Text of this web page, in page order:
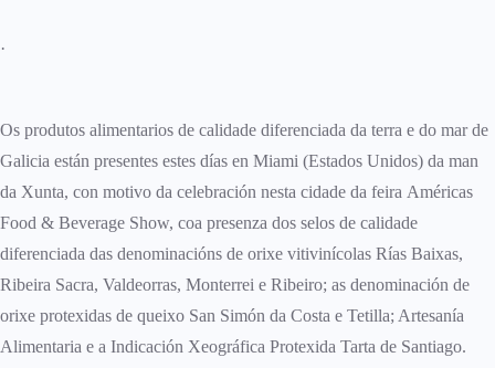
·
Os produtos alimentarios de calidade diferenciada da terra e do mar de
Galicia están presentes estes días en Miami (Estados Unidos) da man
da Xunta, con motivo da celebración nesta cidade da feira Américas
Food & Beverage Show, coa presenza dos selos de calidade
diferenciada das denominacións de orixe vitivinícolas Rías Baixas,
Ribeira Sacra, Valdeorras, Monterrei e Ribeiro; as denominación de
orixe protexidas de queixo San Simón da Costa e Tetilla; Artesanía
Alimentaria e a Indicación Xeográfica Protexida Tarta de Santiago.